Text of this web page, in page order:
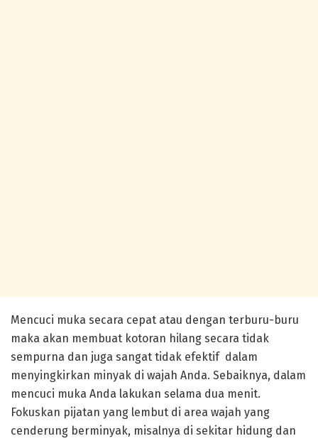
Mencuci muka secara cepat atau dengan terburu-buru
maka akan membuat kotoran hilang secara tidak
sempurna dan juga sangat tidak efektif dalam
menyingkirkan minyak di wajah Anda. Sebaiknya, dalam
mencuci muka Anda lakukan selama dua menit.
Fokuskan pijatan yang lembut di area wajah yang
cenderung berminyak, misalnya di sekitar hidung dan